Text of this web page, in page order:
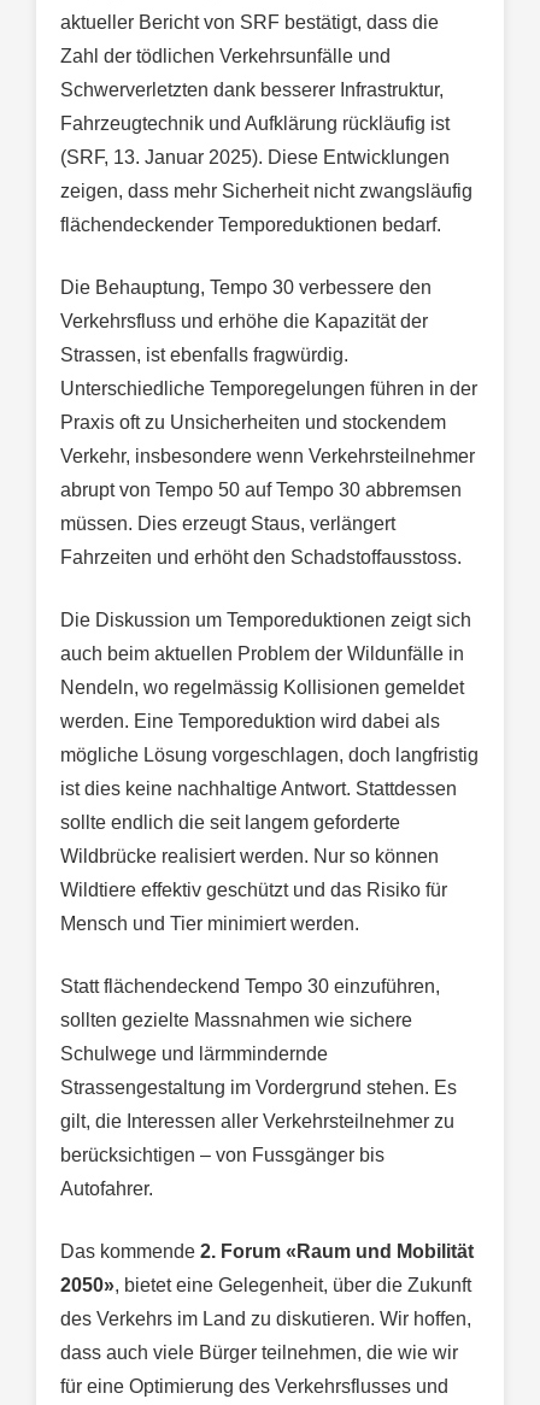
aktueller Bericht von SRF bestätigt, dass die
Zahl der tödlichen Verkehrsunfälle und
Schwerverletzten dank besserer Infrastruktur,
Fahrzeugtechnik und Aufklärung rückläufig ist
(SRF, 13. Januar 2025). Diese Entwicklungen
zeigen, dass mehr Sicherheit nicht zwangsläufig
flächendeckender Temporeduktionen bedarf.
Die Behauptung, Tempo 30 verbessere den
Verkehrsfluss und erhöhe die Kapazität der
Strassen, ist ebenfalls fragwürdig.
Unterschiedliche Temporegelungen führen in der
Praxis oft zu Unsicherheiten und stockendem
Verkehr, insbesondere wenn Verkehrsteilnehmer
abrupt von Tempo 50 auf Tempo 30 abbremsen
müssen. Dies erzeugt Staus, verlängert
Fahrzeiten und erhöht den Schadstoffausstoss.
Die Diskussion um Temporeduktionen zeigt sich
auch beim aktuellen Problem der Wildunfälle in
Nendeln, wo regelmässig Kollisionen gemeldet
werden. Eine Temporeduktion wird dabei als
mögliche Lösung vorgeschlagen, doch langfristig
ist dies keine nachhaltige Antwort. Stattdessen
sollte endlich die seit langem geforderte
Wildbrücke realisiert werden. Nur so können
Wildtiere effektiv geschützt und das Risiko für
Mensch und Tier minimiert werden.
Statt flächendeckend Tempo 30 einzuführen,
sollten gezielte Massnahmen wie sichere
Schulwege und lärmmindernde
Strassengestaltung im Vordergrund stehen. Es
gilt, die Interessen aller Verkehrsteilnehmer zu
berücksichtigen – von Fussgänger bis
Autofahrer.
Das kommende 2. Forum «Raum und Mobilität
2050», bietet eine Gelegenheit, über die Zukunft
des Verkehrs im Land zu diskutieren. Wir hoffen,
dass auch viele Bürger teilnehmen, die wie wir
für eine Optimierung des Verkehrsflusses und